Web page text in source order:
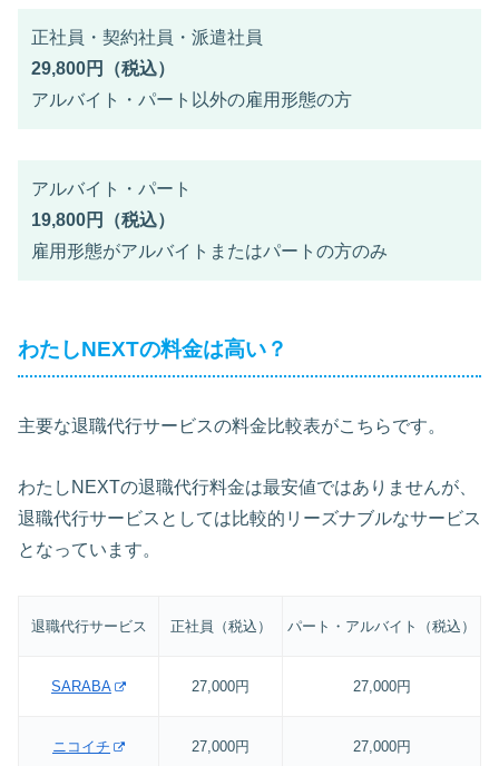
正社員・契約社員・派遣社員
29,800円（税込）
アルバイト・パート以外の雇用形態の方
アルバイト・パート
19,800円（税込）
雇用形態がアルバイトまたはパートの方のみ
わたしNEXTの料金は高い？
主要な退職代行サービスの料金比較表がこちらです。
わたしNEXTの退職代行料金は最安値ではありませんが、
退職代行サービスとしては比較的リーズナブルなサービス
となっています。
退職代行サービス 正社員（税込） パート・アルバイト（税込）
SARABA 27,000円 27,000円
ニコイチ 27,000円 27,000円